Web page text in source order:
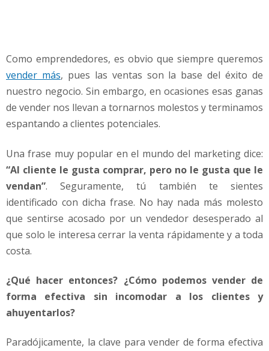
n
N
e
g
c
i
o
Como emprendedores, es obvio que siempre queremos
vender más, pues las ventas son la base del éxito de
nuestro negocio. Sin embargo, en ocasiones esas ganas
de vender nos llevan a tornarnos molestos y terminamos
espantando a clientes potenciales.
Una frase muy popular en el mundo del marketing dice:
“Al cliente le gusta comprar, pero no le gusta que le
vendan”. Seguramente, tú también te sientes
identificado con dicha frase. No hay nada más molesto
que sentirse acosado por un vendedor desesperado al
que solo le interesa cerrar la venta rápidamente y a toda
costa.
¿Qué hacer entonces? ¿Cómo podemos vender de
forma efectiva sin incomodar a los clientes y
ahuyentarlos?
Paradójicamente, la clave para vender de forma efectiva